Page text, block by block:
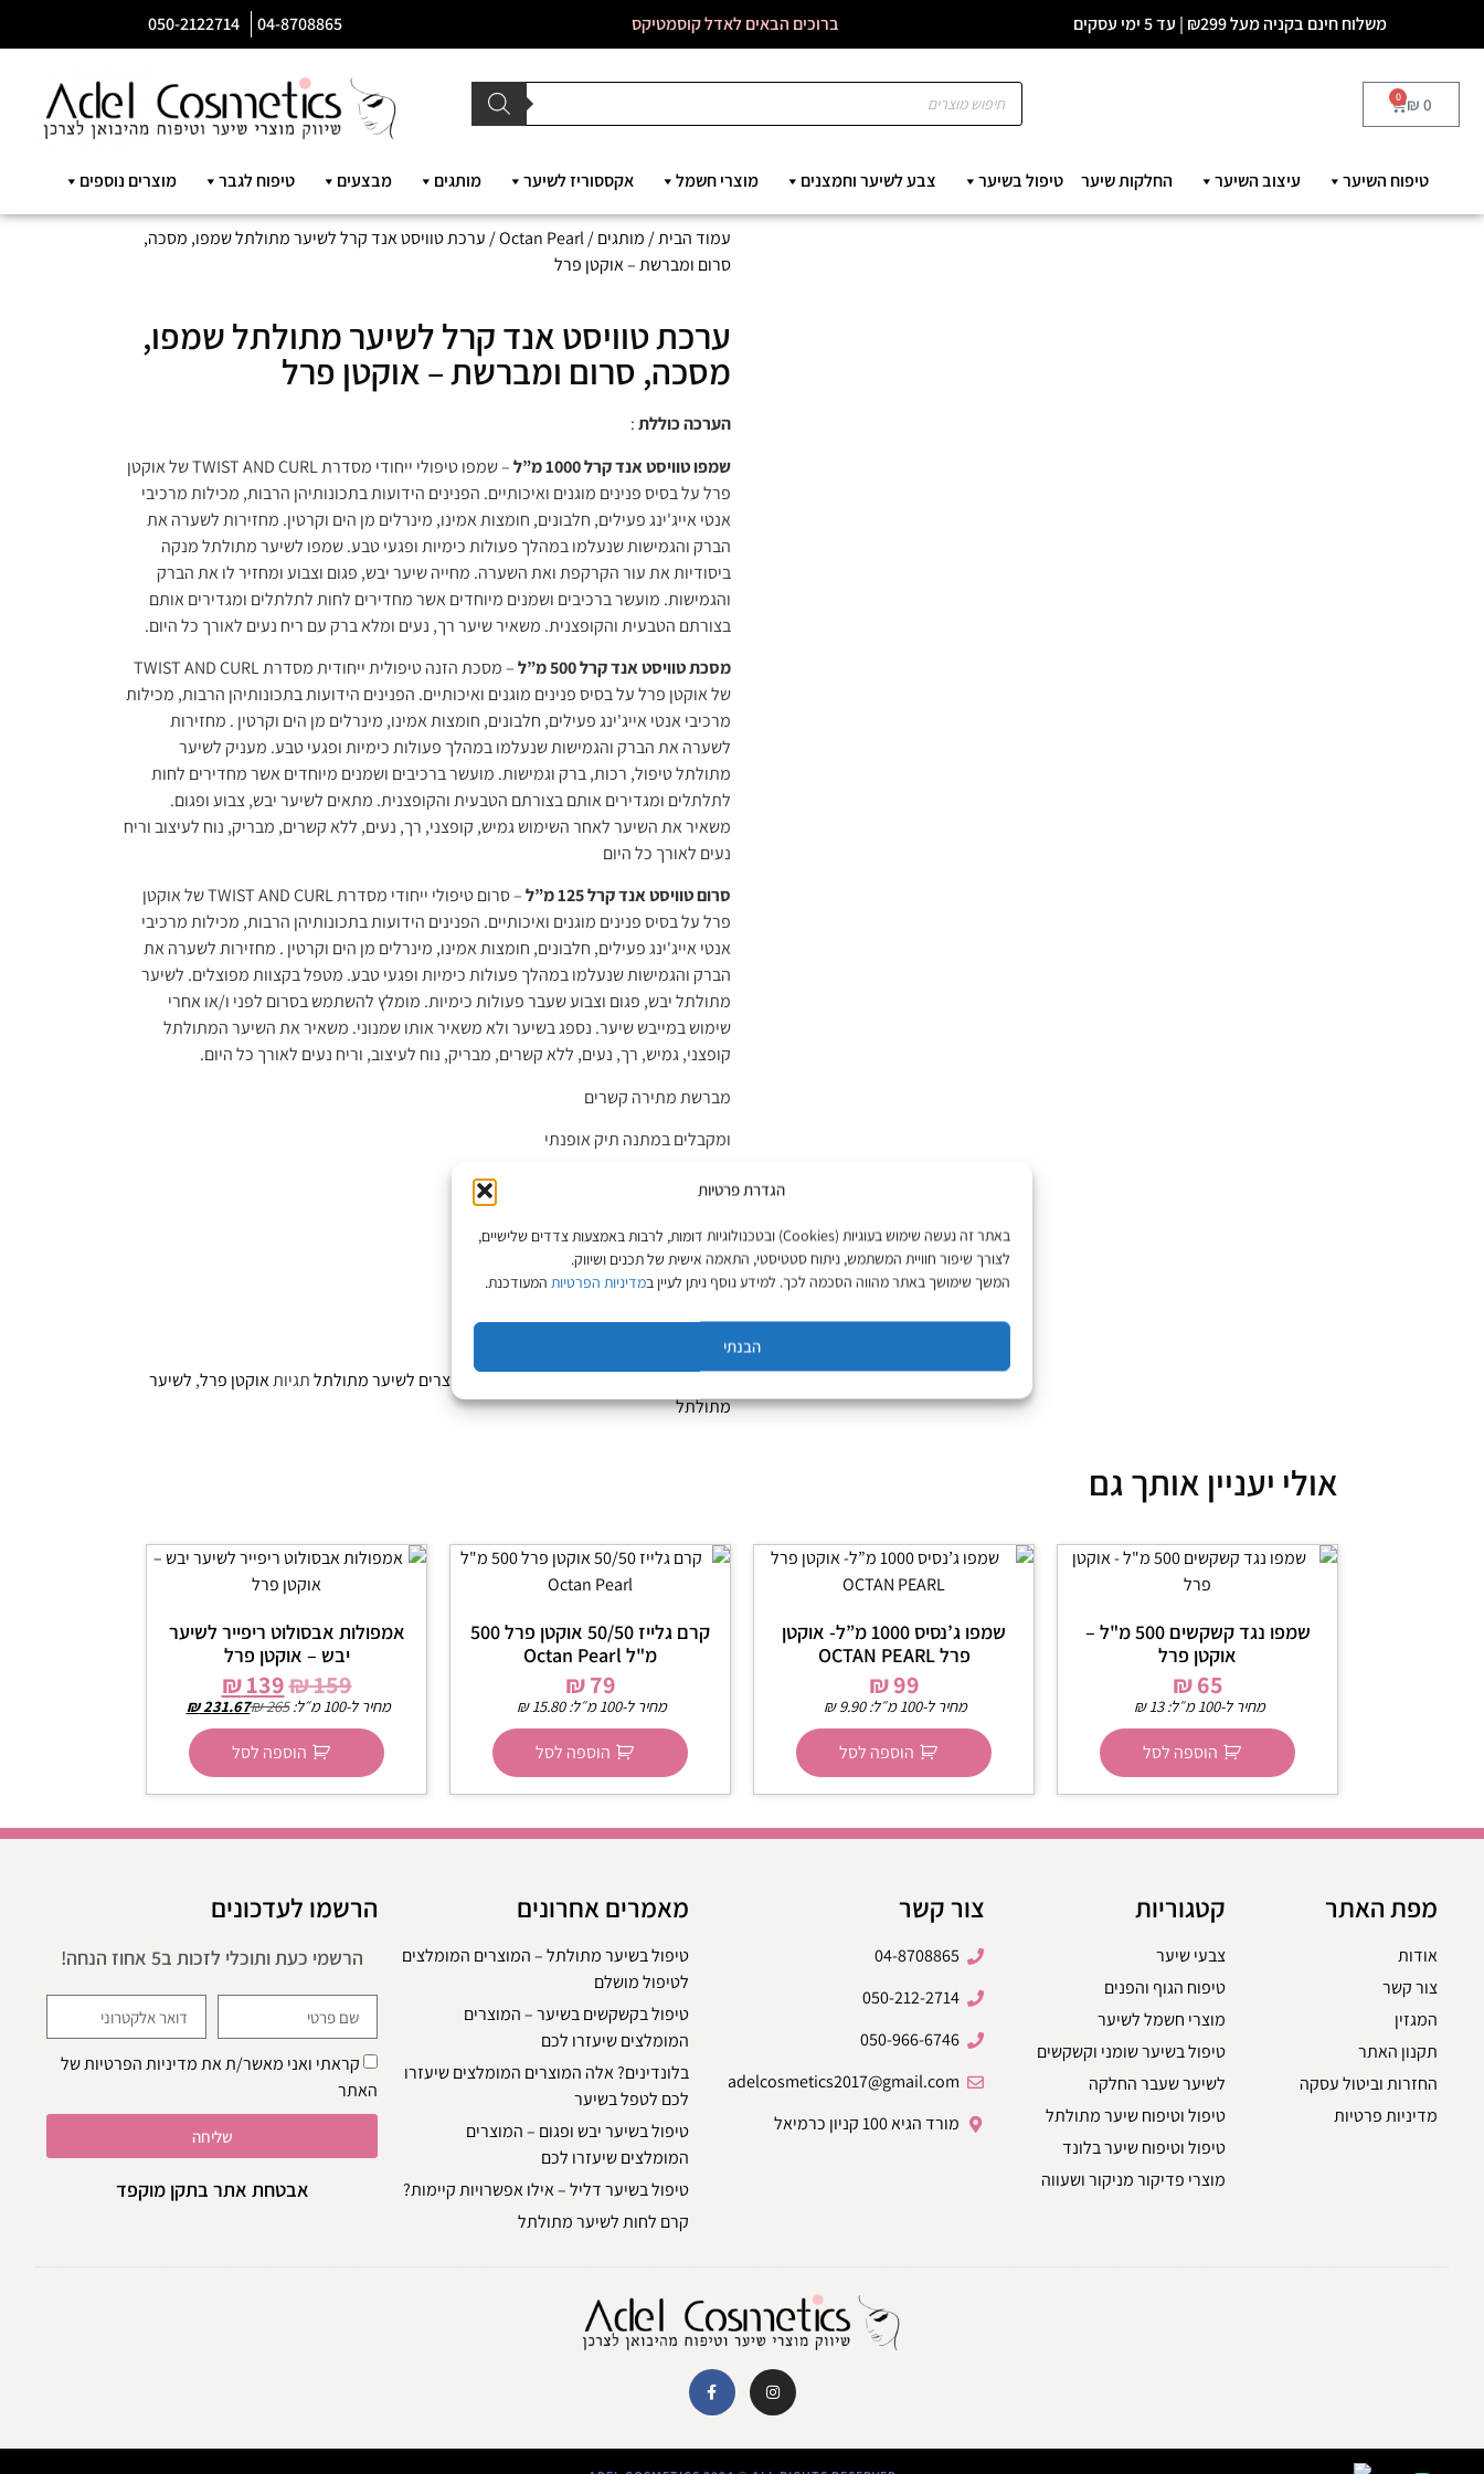
הגדרת פרטיות
באתר זה נעשה שימוש בעוגיות (Cookies) ובטכנולוגיות דומות, לרבות באמצעות צדדים שלישיים,
לצורך שיפור חוויית המשתמש, ניתוח סטטיסטי, התאמה אישית של תכנים ושיווק.
המשך שימושך באתר מהווה הסכמה לכך. למידע נוסף ניתן לעיין במדיניות הפרטיות המעודכנת.
הבנתי
משלוח חינם בקניה מעל ₪299 | עד 5 ימי עסקים ברוכים הבאים לאדל קוסמטיקס 04-8708865
050-2122714
₪ 0
0
טיפוח השיער עיצוב השיער החלקות שיער טיפול בשיער צבע לשיער וחמצנים מוצרי חשמל אקססוריז לשיער מותגים מבצעים טיפוח לגבר מוצרים נוספים
עמוד הבית/מותגים/
Octan Pearl/ ערכת טוויסט אנד קרל לשיער מתולתל שמפו, מסכה,
סרום ומברשת – אוקטן פרל
ערכת טוויסט אנד קרל לשיער מתולתל שמפו,
מסכה, סרום ומברשת – אוקטן פרל
הערכה כוללת:
שמפו טוויסט אנד קרל 1000 מ”ל
– שמפו טיפולי ייחודי מסדרת TWIST AND CURL של אוקטן
פרל על בסיס פנינים מוגנים ואיכותיים. הפנינים הידועות בתכונותיהן הרבות, מכילות מרכיבי
אנטי אייג'ינג פעילים, חלבונים, חומצות אמינו, מינרלים מן הים וקרטין. מחזירות לשערה את
הברק והגמישות שנעלמו במהלך פעולות כימיות ופגעי טבע. שמפו לשיער מתולתל מנקה
ביסודיות את עור הקרקפת ואת השערה. מחייה שיער יבש, פגום וצבוע ומחזיר לו את הברק
והגמישות. מועשר ברכיבים ושמנים מיוחדים אשר מחדירים לחות לתלתלים ומגדירים אותם
בצורתם הטבעית והקופצנית. משאיר שיער רך, נעים ומלא ברק עם ריח נעים לאורך כל היום.
מסכת טוויסט אנד קרל 500 מ”ל
– מסכת הזנה טיפולית ייחודית מסדרת TWIST AND CURL
של אוקטן פרל על בסיס פנינים מוגנים ואיכותיים. הפנינים הידועות בתכונותיהן הרבות, מכילות
מרכיבי אנטי אייג'ינג פעילים, חלבונים, חומצות אמינו, מינרלים מן הים וקרטין . מחזירות
לשערה את הברק והגמישות שנעלמו במהלך פעולות כימיות ופגעי טבע. מעניק לשיער
מתולתל טיפול, רכות, ברק וגמישות. מועשר ברכיבים ושמנים מיוחדים אשר מחדירים לחות
לתלתלים ומגדירים אותם בצורתם הטבעית והקופצנית. מתאים לשיער יבש, צבוע ופגום.
משאיר את השיער לאחר השימוש גמיש, קופצני, רך, נעים, ללא קשרים, מבריק, נוח לעיצוב וריח
נעים לאורך כל היום
סרום טוויסט אנד קרל 125 מ”ל
– סרום טיפולי ייחודי מסדרת TWIST AND CURL של אוקטן
פרל על בסיס פנינים מוגנים ואיכותיים. הפנינים הידועות בתכונותיהן הרבות, מכילות מרכיבי
אנטי אייג'ינג פעילים, חלבונים, חומצות אמינו, מינרלים מן הים וקרטין . מחזירות לשערה את
הברק והגמישות שנעלמו במהלך פעולות כימיות ופגעי טבע. מטפל בקצוות מפוצלים. לשיער
מתולתל יבש, פגום וצבוע שעבר פעולות כימיות. מומלץ להשתמש בסרום לפני ו/או אחרי
שימוש במייבש שיער. נספג בשיער ולא משאיר אותו שמנוני. משאיר את השיער המתולתל
קופצני, גמיש, רך, נעים, ללא קשרים, מבריק, נוח לעיצוב, וריח נעים לאורך כל היום.
מברשת מתירה קשרים
ומקבלים במתנה תיק אופנתי
429
הוספה לסל
מוצרים לשיער מתולתלתגיותאוקטן פרל, לשיער
מתולתל
אולי יעניין אותך גם
שמפו נגד קשקשים 500 מ"ל –
אוקטן פרל
₪65
מחיר ל-100 מ״ל: ₪13
הוספה לסל
שמפו ג’נסיס 1000 מ”ל- אוקטן
פרל OCTAN PEARL
₪99
מחיר ל-100 מ״ל: ₪9.90
הוספה לסל
קרם גלייז 50/50 אוקטן פרל 500
מ"ל Octan Pearl
₪79
מחיר ל-100 מ״ל: ₪15.80
הוספה לסל
אמפולות אבסולוט ריפייר לשיער
יבש – אוקטן פרל
₪159
₪139
מחיר ל-100 מ״ל: ₪265
₪231.67
הוספה לסל
מפת האתר
אודות
צור קשר
המגזין
תקנון האתר
החזרות וביטול עסקה
מדיניות פרטיות
קטגוריות
צבעי שיער
טיפוח הגוף והפנים
מוצרי חשמל לשיער
טיפול בשיער שומני וקשקשים
לשיער שעבר החלקה
טיפול וטיפוח שיער מתולתל
טיפול וטיפוח שיער בלונד
מוצרי פדיקור מניקור ושעווה
צור קשר
04-8708865
050-212-2714
050-966-6746
adelcosmetics2017@gmail.com
מורד הגיא 100 קניון כרמיאל
מאמרים אחרונים
טיפול בשיער מתולתל – המוצרים המומלצים
לטיפול מושלם
טיפול בקשקשים בשיער – המוצרים
המומלצים שיעזרו לכם
בלונדינים? אלה המוצרים המומלצים שיעזרו
לכם לטפל בשיער
טיפול בשיער יבש ופגום – המוצרים
המומלצים שיעזרו לכם
טיפול בשיער דליל – אילו אפשרויות קיימות?
קרם לחות לשיער מתולתל
הרשמו לעדכונים
הרשמי כעת ותוכלי לזכות ב5 אחוז הנחה!
קראתי ואני מאשר/ת אתמדיניות הפרטיותשל
האתר
שליחה
אבטחת אתר בתקן מוקפד